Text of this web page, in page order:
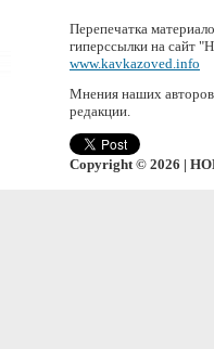
Перепечатка
гиперссылки на сайт
www.kavkazoved.info
Мнения наших авторов
редакции.
Copyright © 2026 |